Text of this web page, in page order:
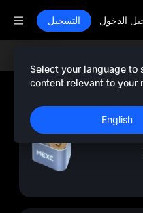
الدخول التسجيل
Select your language to
content relevant to your
English
على ما